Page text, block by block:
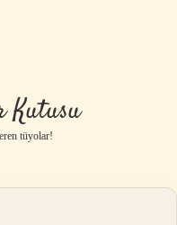
Kutusu
tüyolar!